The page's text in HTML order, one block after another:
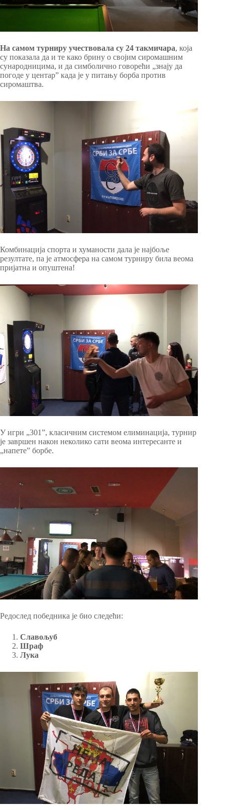
На самом турниру учествовала су 24 такмичара, која
су показала да и те како брину о својим сиромашним
сународницима, и да симболично говорећи „знају да
погоде у центар” када је у питању борба против
сиромаштва.
Комбинација спорта и хуманости дала је најбоље
резултате, па је атмосфера на самом турниру била веома
пријатна и опуштена!
У игри „301”, класичним системом елиминација, турнир
је завршен након неколико сати веома интересанте и
„напете” борбе.
Редослед победника је био следећи:
Славољуб
Шраф
Лука